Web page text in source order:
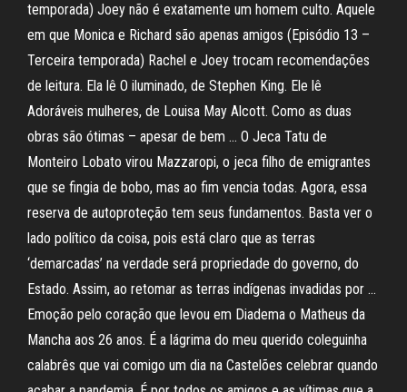
temporada) Joey não é exatamente um homem culto. Aquele
em que Monica e Richard são apenas amigos (Episódio 13 –
Terceira temporada) Rachel e Joey trocam recomendações
de leitura. Ela lê O iluminado, de Stephen King. Ele lê
Adoráveis mulheres, de Louisa May Alcott. Como as duas
obras são ótimas – apesar de bem … O Jeca Tatu de
Monteiro Lobato virou Mazzaropi, o jeca filho de emigrantes
que se fingia de bobo, mas ao fim vencia todas. Agora, essa
reserva de autoproteção tem seus fundamentos. Basta ver o
lado político da coisa, pois está claro que as terras
‘demarcadas’ na verdade será propriedade do governo, do
Estado. Assim, ao retomar as terras indígenas invadidas por …
Emoção pelo coração que levou em Diadema o Matheus da
Mancha aos 26 anos. É a lágrima do meu querido coleguinha
calabrês que vai comigo um dia na Castelões celebrar quando